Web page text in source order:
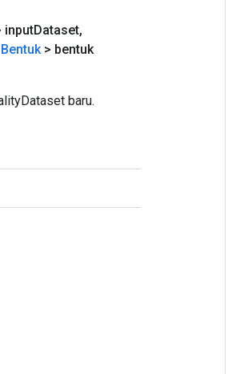
inputDataset,
Bentuk> bentuk
baru.